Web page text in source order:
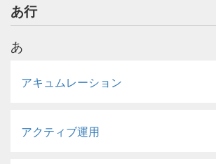
あ行
あ
アキュムレーション
アクティブ運用